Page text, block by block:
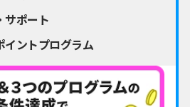
サポート
イントプログラム